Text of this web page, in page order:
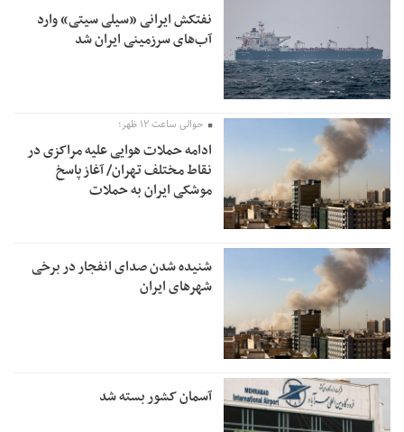
نفتکش ایرانی «سیلی سیتی» وارد
آب‌های سرزمینی ایران شد
حوالی ساعت ۱۲ ظهر؛
ادامه حملات هوایی علیه مراکزی در
نقاط مختلف تهران/ آغاز پاسخ
موشکی ایران به حملات
شنیده شدن صدای انفجار در برخی
شهرهای ایران
آسمان کشور بسته شد